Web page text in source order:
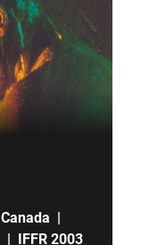
Canada |
| IFFR 2003